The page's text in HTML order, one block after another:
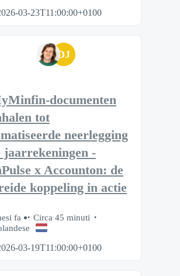
03-23T11:00:00+0100
DJ
documenten
tot
neerlegging
jaarrekeningen -
x Accounton: de
koppeling in actie
fa
Circa 45 minuti
03-19T11:00:00+0100